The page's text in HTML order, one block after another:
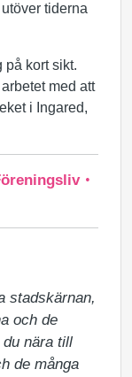
tiderna
kort sikt.
med att
i Ingared,
stadskärnan,
och de
nära till
de många